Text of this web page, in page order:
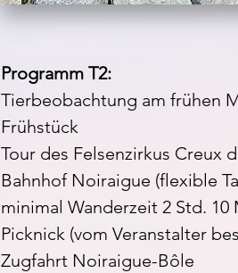
Programm T2:
Tierbeobachtung am frühen
Frühstück
Tour des Felsenzirkus Creux
Bahnhof Noiraigue (flexible
minimal Wanderzeit 2 Std. 10
Picknick (vom Veranstalter
Zugfahrt Noiraigue-Bôle